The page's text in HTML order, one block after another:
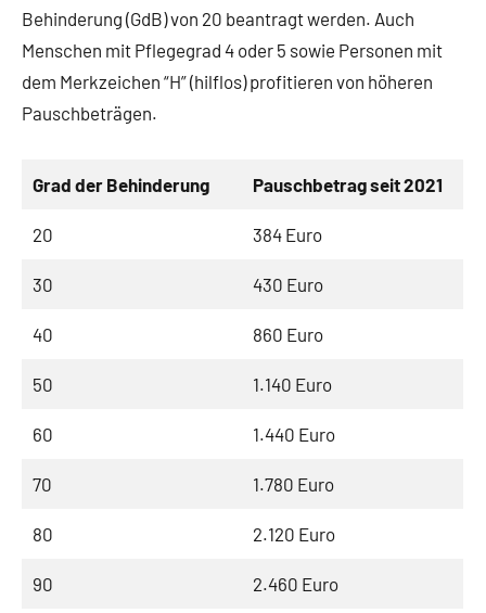
Behinderung (GdB) von 20 beantragt werden. Auch
Menschen mit Pflegegrad 4 oder 5 sowie Personen mit
dem Merkzeichen “H” (hilflos) profitieren von höheren
Pauschbeträgen.
Grad der Behinderung Pauschbetrag seit 2021
20 384 Euro
30 430 Euro
40 860 Euro
50 1.140 Euro
60 1.440 Euro
70 1.780 Euro
80 2.120 Euro
90 2.460 Euro